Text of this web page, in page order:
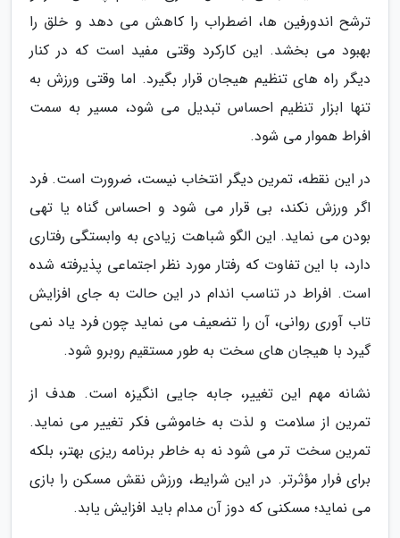
ترشح اندورفین ها، اضطراب را کاهش می دهد و خلق را
بهبود می بخشد. این کارکرد وقتی مفید است که در کنار
دیگر راه های تنظیم هیجان قرار بگیرد. اما وقتی ورزش به
تنها ابزار تنظیم احساس تبدیل می شود، مسیر به سمت
افراط هموار می شود.
در این نقطه، تمرین دیگر انتخاب نیست، ضرورت است. فرد
اگر ورزش نکند، بی قرار می شود و احساس گناه یا تهی
بودن می نماید. این الگو شباهت زیادی به وابستگی رفتاری
دارد، با این تفاوت که رفتار مورد نظر اجتماعی پذیرفته شده
است. افراط در تناسب اندام در این حالت به جای افزایش
تاب آوری روانی، آن را تضعیف می نماید چون فرد یاد نمی
گیرد با هیجان های سخت به طور مستقیم روبرو شود.
نشانه مهم این تغییر، جابه جایی انگیزه است. هدف از
تمرین از سلامت و لذت به خاموشی فکر تغییر می نماید.
تمرین سخت تر می شود نه به خاطر برنامه ریزی بهتر، بلکه
برای فرار مؤثرتر. در این شرایط، ورزش نقش مسکن را بازی
می نماید؛ مسکنی که دوز آن مدام باید افزایش یابد.